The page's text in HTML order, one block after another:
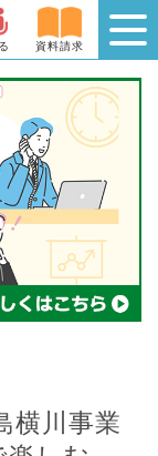
資料請求
横川事業